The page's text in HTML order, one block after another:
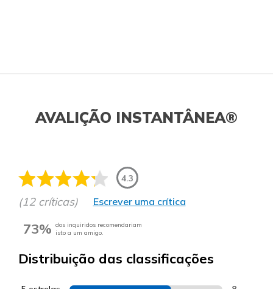
AVALIÇÃO INSTANTÂNEA®
4.3
(12 críticas) Escrever uma crítica
73% dos inquiridos recomendariam
isto a um amigo.
Distribuição das classificações